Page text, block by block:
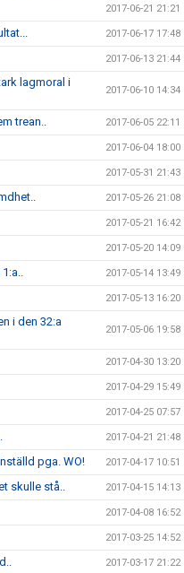
2017-06-21 21:21
2017-06-17 17:48
2017-06-13 21:44
lagmoral i
2017-06-10 14:34
trean.. 2017-06-05 22:11
2017-06-04 18:00
2017-05-31 21:43
2017-05-26 21:08
2017-05-21 16:42
2017-05-20 14:09
2017-05-14 13:49
2017-05-13 16:20
i den 32:a
2017-05-06 19:58
2017-04-30 13:20
2017-04-29 15:49
2017-04-25 07:57
2017-04-21 21:48
pga. WO! 2017-04-17 10:51
skulle stå.. 2017-04-15 14:13
2017-04-08 16:52
2017-03-25 14:52
2017-03-17 21:22